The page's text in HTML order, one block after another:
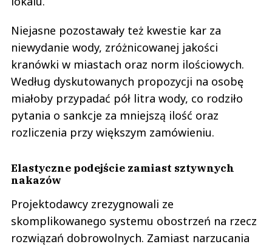
Niejasne pozostawały też kwestie kar za
niewydanie wody, zróżnicowanej jakości
kranówki w miastach oraz norm ilościowych.
Według dyskutowanych propozycji na osobę
miałoby przypadać pół litra wody, co rodziło
pytania o sankcje za mniejszą ilość oraz
rozliczenia przy większym zamówieniu.
Elastyczne podejście zamiast sztywnych
nakazów
Projektodawcy zrezygnowali ze
skomplikowanego systemu obostrzeń na rzecz
rozwiązań dobrowolnych. Zamiast narzucania